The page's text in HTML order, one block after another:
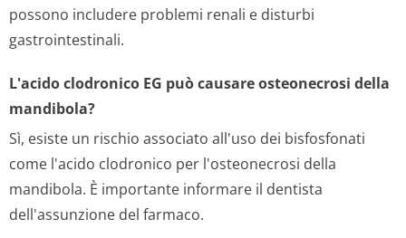
possono includere problemi renali e disturbi
gastrointestinali.
L'acido clodronico EG può causare osteonecrosi della
mandibola?
Sì, esiste un rischio associato all'uso dei bisfosfonati
come l'acido clodronico per l'osteonecrosi della
mandibola. È importante informare il dentista
dell'assunzione del farmaco.